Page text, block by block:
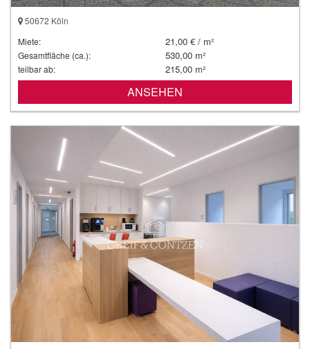
50672 Köln
Miete:
21,00 € / m²
Gesamtfläche (ca.): 530,00 m²
teilbar ab: 215,00 m²
ANSEHEN